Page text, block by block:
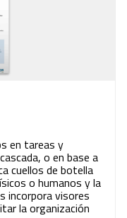
en tareas y
o en base a
cuellos de botella
o humanos y la
incorpora visores
la organización